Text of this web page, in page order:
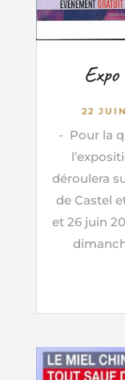
22
- Pour la
déroulera
de Castel
et 26 juin